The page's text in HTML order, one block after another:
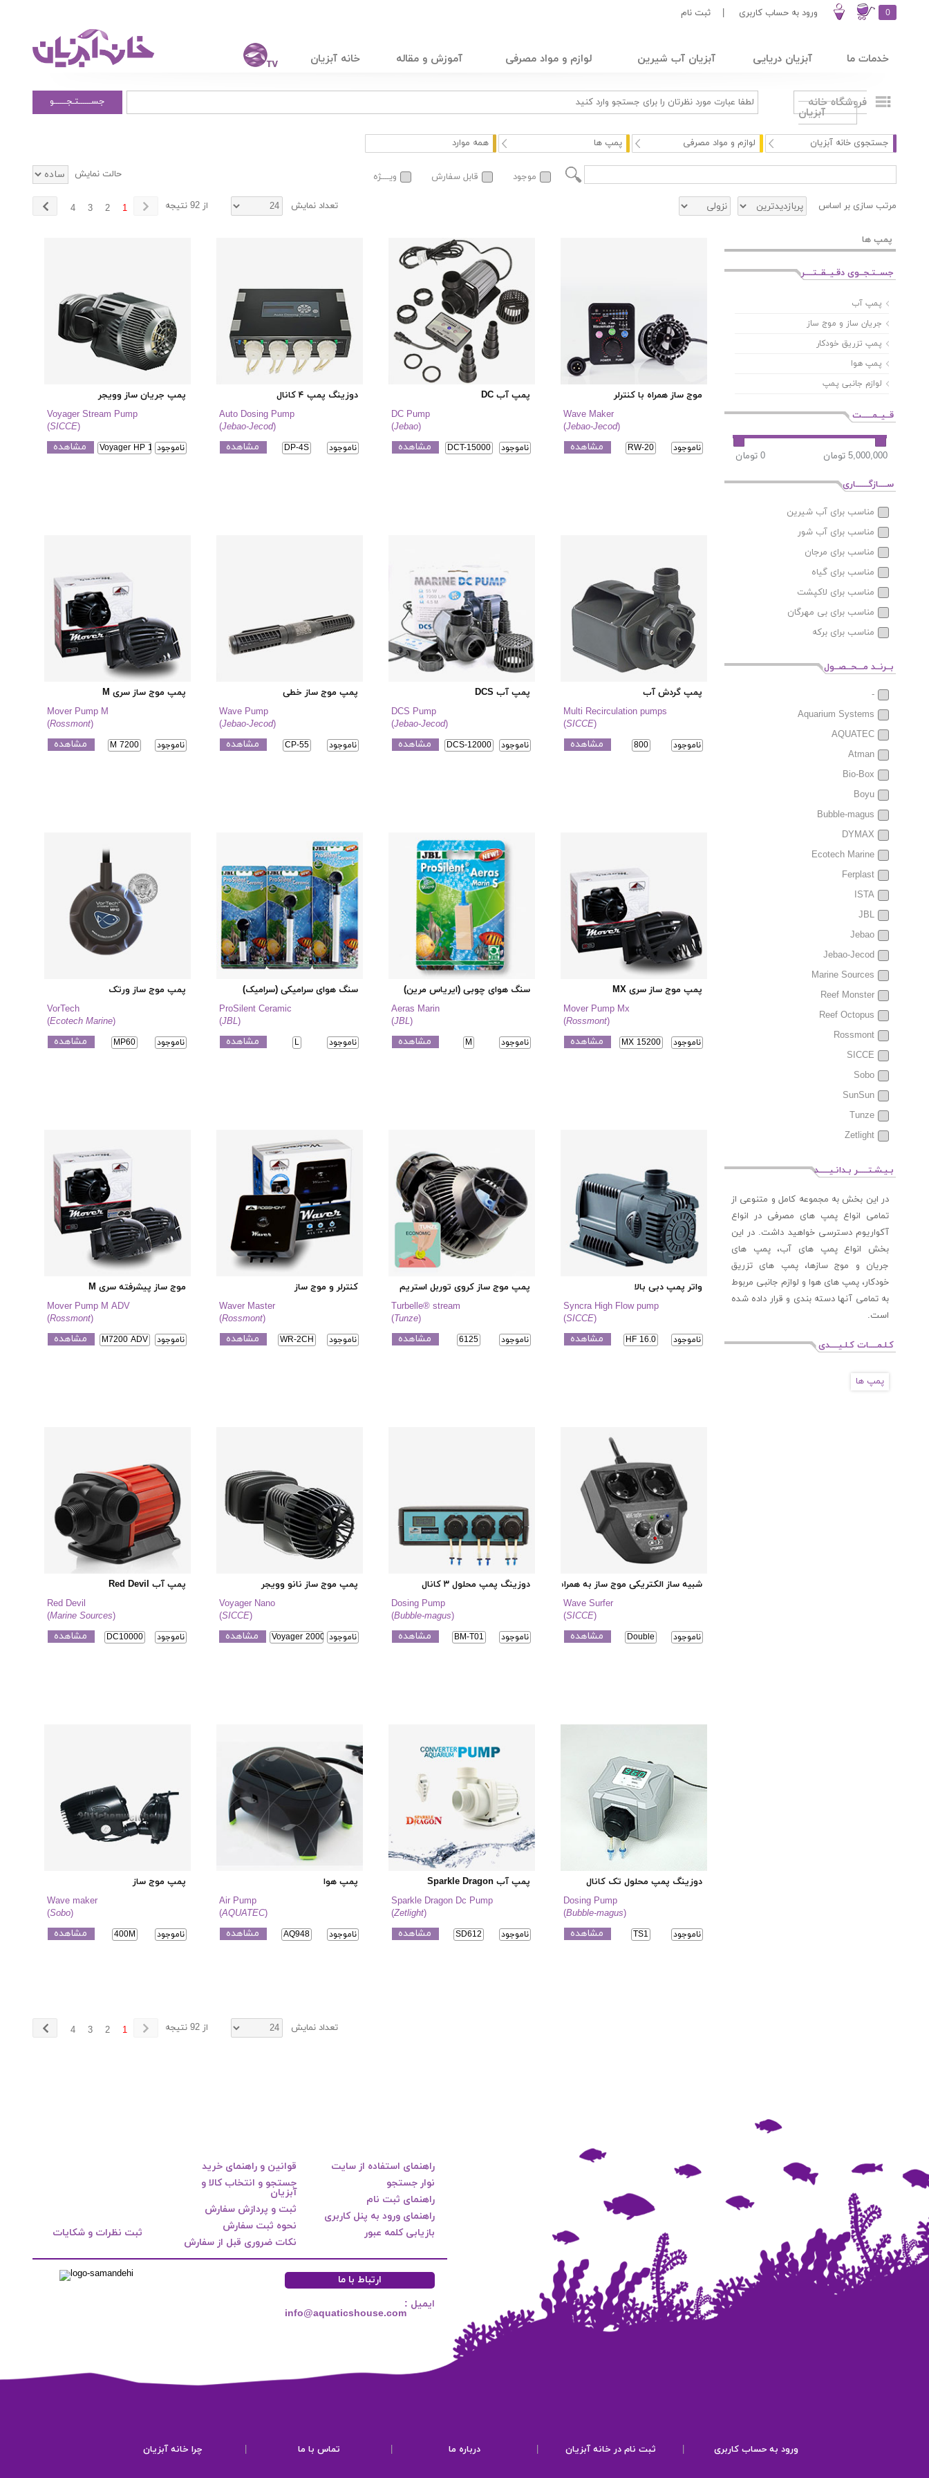
0 ورود به حساب کاربری ثبت نام
خدمات ما آبزیان دریایی آبزیان آب شیرین لوازم و مواد مصرفی آموزش و مقاله خانه آبزیان
فروشگاه خانه
آبزیان
جســــــتـجــــــو
جستجوی خانه آبزیان لوازم و مواد مصرفی پمپ ها همه موارد
موجود قابل سفارش ویــــژه حالت نمایش
مرتب سازی بر اساس تعداد نمایش از 92 نتیجه 1
2
3
4
پمپ ها
جســتـجــوی دقـیــقــتــــر
پمپ آب
جریان ساز و موج ساز
پمپ تزریق خودکار
پمپ هوا
لوازم جانبی پمپ
قــیــمـــــت
ســــازگــــــاری
مناسب برای آب شیرین
مناسب برای آب شور
مناسب برای مرجان
مناسب برای گیاه
مناسب برای لاکپشت
مناسب برای بی مهرگان
مناسب برای برکه
بــرنــد مـــحــصــول
-
Aquarium Systems
AQUATEC
Atman
Bio-Box
Boyu
Bubble-magus
DYMAX
Ecotech Marine
Ferplast
ISTA
JBL
Jebao
Jebao-Jecod
Marine Sources
Reef Monster
Reef Octopus
Rossmont
SICCE
Sobo
SunSun
Tunze
Zetlight
بـیـشـتـــــر بـدانـیـــــد
در این بخش به مجموعه کامل و متنوعی از
تمامی انواع پمپ های مصرفی در انواع
آکواریوم دسترسی خواهید داشت. در این
بخش انواع پمپ های آب، پمپ های
جریان و موج سازها، پمپ های تزریق
خودکار، پمپ های هوا و لوازم جانبی مربوط
به تمامی آنها دسته بندی و قرار داده شده
است.
کـلـمــــات کـلـیــــدی
پمپ ها
موج ساز همراه با کنترلر
Wave Maker
(Jebao-Jecod)
ناموجود RW-20 مشاهده
پمپ آب DC
DC Pump
(Jebao)
ناموجود DCT-15000 مشاهده
دوزینگ پمپ ۴ کانال
Auto Dosing Pump
(Jebao-Jecod)
ناموجود DP-4S مشاهده
پمپ جریان ساز وویجر
Voyager Stream Pump
(SICCE)
ناموجودVoyager HP 10 مشاهده
پمپ گردش آب
Multi Recirculation pumps
(SICCE)
ناموجود 800 مشاهده
پمپ آب DCS
DCS Pump
(Jebao-Jecod)
ناموجود DCS-12000 مشاهده
پمپ موج ساز خطی
Wave Pump
(Jebao-Jecod)
ناموجود CP-55 مشاهده
پمپ موج ساز سری M
Mover Pump M
(Rossmont)
ناموجود M 7200 مشاهده
پمپ موج ساز سری MX
Mover Pump Mx
(Rossmont)
ناموجود MX 15200 مشاهده
سنگ هوای چوبی (ایریاس مرین)
Aeras Marin
(JBL)
ناموجود M مشاهده
سنگ هوای سرامیکی (سرامیک)
ProSilent Ceramic
(JBL)
ناموجود L مشاهده
پمپ موج ساز ورتک
VorTech
(Ecotech Marine)
ناموجود MP60 مشاهده
واتر پمپ دبی بالا
Syncra High Flow pump
(SICCE)
ناموجود HF 16.0 مشاهده
پمپ موج ساز کروی توربل استریم
Turbelle® stream
(Tunze)
ناموجود 6125 مشاهده
کنترلر و موج ساز
Waver Master
(Rossmont)
ناموجود WR-2CH مشاهده
موج ساز پیشرفته سری M
Mover Pump M ADV
(Rossmont)
ناموجود M7200 ADV مشاهده
شبیه ساز الکتریکی موج ساز به همراه یک پمپ موج ساز
Wave Surfer
(SICCE)
ناموجود Double مشاهده
دوزینگ پمپ محلول ۳ کانال
Dosing Pump
(Bubble-magus)
ناموجود BM-T01 مشاهده
پمپ موج ساز نانو وویجر
Voyager Nano
(SICCE)
ناموجود Voyager 2000 مشاهده
پمپ آب Red Devil
Red Devil
(Marine Sources)
ناموجود DC10000 مشاهده
دوزینگ پمپ محلول تک کانال
Dosing Pump
(Bubble-magus)
ناموجود TS1 مشاهده
پمپ آب Sparkle Dragon
Sparkle Dragon Dc Pump
(Zetlight)
ناموجود SD612 مشاهده
پمپ هوا
Air Pump
(AQUATEC)
ناموجود AQ948 مشاهده
پمپ موج ساز
Wave maker
(Sobo)
ناموجود 400M مشاهده
تعداد نمایش از 92 نتیجه 1
2
3
4
راهنمای استفاده از سایت
نوار جستجو
راهنمای ثبت نام
راهنمای ورود به پنل کاربری
بازیابی کلمه عبور
قوانین و راهنمای خرید
جستجو و انتخاب کالا و
آبزیان
ثبت و پردازش سفارش
نحوه ثبت سفارش
نکات ضروری قبل از سفارش
ثبت نظرات و شکایات
ارتباط با ما
ایمیل :
info@aquaticshouse.com
ورود به حساب کاربری ثبت نام در خانه آبزیان درباره ما تماس با ما چرا خانه آبزیان